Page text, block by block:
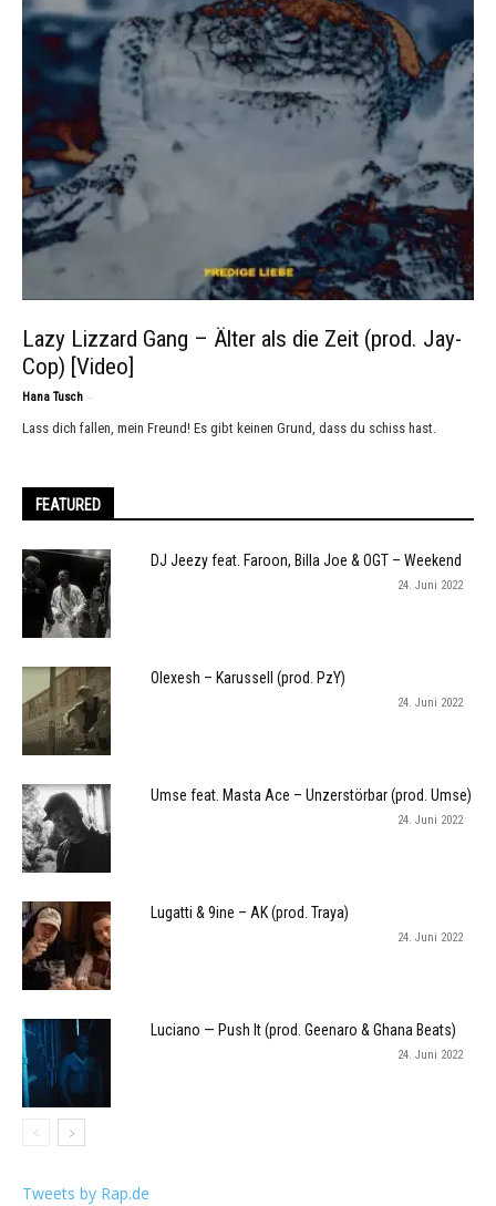
Lazy Lizzard Gang – Älter als die Zeit (prod. Jay-
Cop) [Video]
Hana Tusch -
Lass dich fallen, mein Freund! Es gibt keinen Grund, dass du schiss hast.
FEATURED
DJ Jeezy feat. Faroon, Billa Joe & OGT – Weekend
24. Juni 2022
Olexesh – Karussell (prod. PzY)
24. Juni 2022
Umse feat. Masta Ace – Unzerstörbar (prod. Umse)
24. Juni 2022
Lugatti & 9ine – AK (prod. Traya)
24. Juni 2022
Luciano — Push It (prod. Geenaro & Ghana Beats)
24. Juni 2022
Tweets by Rap.de